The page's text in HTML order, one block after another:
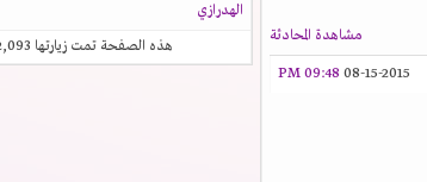
مشاهدة المحادثة
08-15-2015
09:48 PM
الهدرازي
هذه الصفحة تمت زيارتها